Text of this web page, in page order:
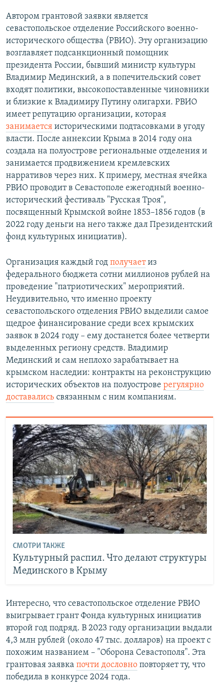
Автором грантовой заявки является
севастопольское отделение Российского военно-
исторического общества (РВИО). Эту организацию
возглавляет подсанкционный помощник
президента России, бывший министр культуры
Владимир Мединский, а в попечительский совет
входят политики, высокопоставленные чиновники
и близкие к Владимиру Путину олигархи. РВИО
имеет репутацию организации, которая
занимается историческими подтасовками в угоду
власти. После аннексии Крыма в 2014 году она
создала на полуострове региональные отделения и
занимается продвижением кремлевских
нарративов через них. К примеру, местная ячейка
РВИО проводит в Севастополе ежегодный военно-
исторический фестиваль "Русская Троя",
посвященный Крымской войне 1853–1856 годов (в
2022 году деньги на него также дал Президентский
фонд культурных инициатив).
Организация каждый год получаетиз
федерального бюджета сотни миллионов рублей на
проведение "патриотических" мероприятий.
Неудивительно, что именно проекту
севастопольского отделения РВИО выделили самое
щедрое финансирование среди всех крымских
заявок в 2024 году – ему достанется более четверти
выделенных региону средств. Владимир
Мединский и сам неплохо зарабатывает на
крымском наследии: контракты на реконструкцию
исторических объектов на полуострове регулярно
доставались связанным с ним компаниям.
СМОТРИ ТАКЖЕ
Культурный распил. Что делают структуры
Мединского в Крыму
Интересно, что севастопольское отделение РВИО
выигрывает грант Фонда культурных инициатив
второй год подряд. В 2023 году организации выдали
4,3 млн рублей (около 47 тыс. долларов) на проект с
похожим названием – "Оборона Севастополя". Эта
грантовая заявка почти дословно повторяет ту, что
победила в конкурсе 2024 года.